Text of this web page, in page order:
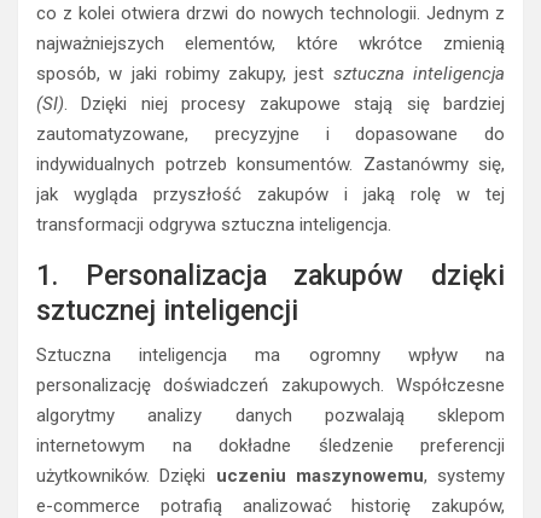
co z kolei otwiera drzwi do nowych technologii. Jednym z
najważniejszych elementów, które wkrótce zmienią
sposób, w jaki robimy zakupy, jest sztuczna inteligencja
(SI). Dzięki niej procesy zakupowe stają się bardziej
zautomatyzowane, precyzyjne i dopasowane do
indywidualnych potrzeb konsumentów. Zastanówmy się,
jak wygląda przyszłość zakupów i jaką rolę w tej
transformacji odgrywa sztuczna inteligencja.
1. Personalizacja zakupów dzięki
sztucznej inteligencji
Sztuczna inteligencja ma ogromny wpływ na
personalizację doświadczeń zakupowych. Współczesne
algorytmy analizy danych pozwalają sklepom
internetowym na dokładne śledzenie preferencji
użytkowników. Dzięki uczeniu maszynowemu, systemy
e-commerce potrafią analizować historię zakupów,